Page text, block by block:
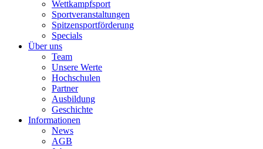
Wettkampfsport
Sportveranstaltungen
Spitzensportförderung
Specials
Über uns
Team
Unsere Werte
Hochschulen
Partner
Ausbildung
Geschichte
Informationen
News
AGB